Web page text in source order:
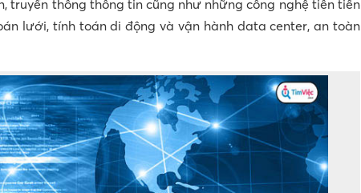
truyền thông thông tin cũng như những công nghệ tiên tiến
lưới, tính toán di động và vận hành data center, an toàn